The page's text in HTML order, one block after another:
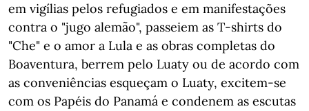
em vigílias pelos refugiados e em manifestações
contra o "jugo alemão", passeiem as T-shirts do
"Che" e o amor a Lula e as obras completas do
Boaventura, berrem pelo Luaty ou de acordo com
as conveniências esqueçam o Luaty, excitem-se
com os Papéis do Panamá e condenem as escutas